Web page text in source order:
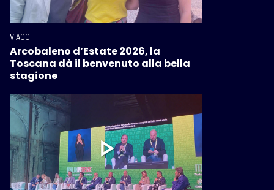
VIAGGI
Arcobaleno d’Estate 2026, la
Toscana dà il benvenuto alla bella
stagione